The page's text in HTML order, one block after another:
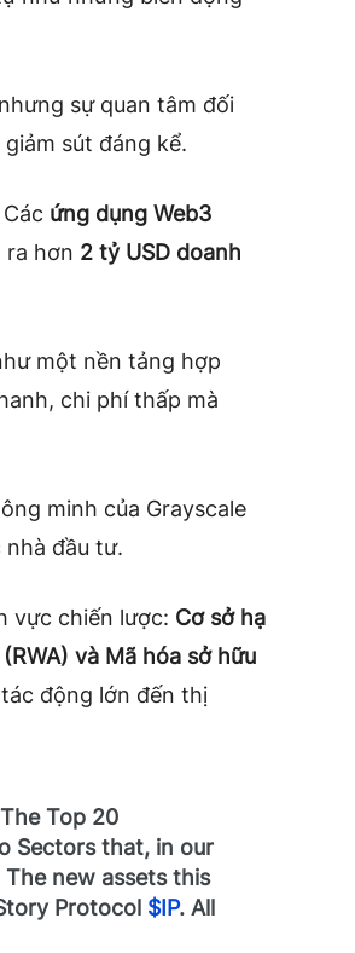
nhưng sự quan tâm đối
sút đáng kể.
ứng dụng Web3
ra hơn 2 tỷ USD doanh
một nền tảng hợp
chi phí thấp mà
minh của Grayscale
đầu tư.
vực chiến lược: Cơ sở hạ
và Mã hóa sở hữu
động lớn đến thị
Top 20
Sectors that, in our
new assets this
Protocol $IP. All